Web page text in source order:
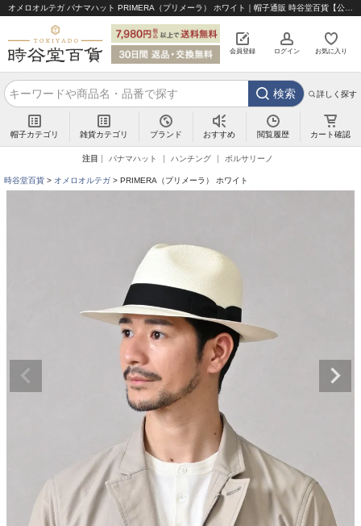
会員登録 ログイン お気に入り
検索 詳しく探す
帽子カテゴリ 雑貨カテゴリ ブランド おすすめ 閲覧履歴 カート確認
注目 パナマハット ハンチング ボルサリーノ
時谷堂百貨 オメロオルテガ PRIMERA（プリメーラ） ホワイト